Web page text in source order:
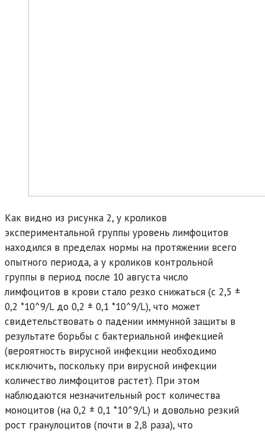
Как видно из рисунка 2, у кроликов
экспериментальной группы уровень лимфоцитов
находился в пределах нормы на протяжении всего
опытного периода, а у кроликов контрольной
группы в период после 10 августа число
лимфоцитов в крови стало резко снижаться (с 2,5 ±
0,2 *10^9/L до 0,2 ± 0,1 *10^9/L), что может
свидетельствовать о падении иммунной защиты в
результате борьбы с бактериальной инфекцией
(вероятность вирусной инфекции необходимо
исключить, поскольку при вирусной инфекции
количество лимфоцитов растет). При этом
наблюдаются незначительный рост количества
моноцитов (на 0,2 ± 0,1 *10^9/L) и довольно резкий
рост гранулоцитов (почти в 2,8 раза), что